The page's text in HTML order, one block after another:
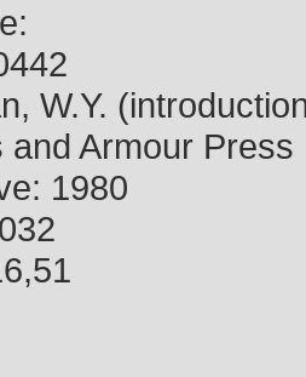
W.Y.
and Armour Press
1980